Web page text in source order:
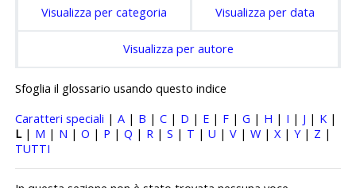
Visualizza per categoria Visualizza per data
Visualizza per autore
Sfoglia il glossario usando questo indice
Caratteri speciali |A | B |C | D | E | F |G | H | I | J | K |
L| M | N |O | P |Q | R |S | T |U |V |W |X |Y| Z |
TUTTI